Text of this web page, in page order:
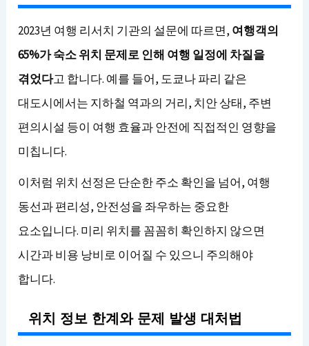
2023년 여행 리서치 기관의 설문에 따르면, 여행객의
65%가 숙소 위치 문제로 인해 여행 일정에 차질을
겪었다고 합니다. 예를 들어, 도쿄나 파리 같은
대도시에서는 지하철 역과의 거리, 치안 상태, 주변
편의시설 등이 여행 효율과 안전에 직접적인 영향을
미칩니다.
이처럼 위치 선정은 단순한 주소 확인을 넘어, 여행
동선과 편리성, 안전성을 좌우하는 중요한
요소입니다. 미리 위치를 꼼꼼히 확인하지 않으면
시간과 비용 낭비로 이어질 수 있으니 주의해야
합니다.
위치 정보 한계와 문제 발생 대처법